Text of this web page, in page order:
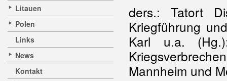
Litauen
Polen
Links
News
Kontakt
ders.: Tatort
Kriegführung
Karl u.a.
Mannheim und